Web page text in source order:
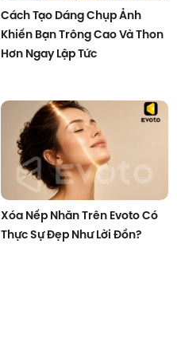
Cách Tạo Dáng Chụp Ảnh
Khiến Bạn Trông Cao Và Thon
Hơn Ngay Lập Tức
Xóa Nếp Nhăn Trên Evoto Có
Thực Sự Đẹp Như Lời Đồn?